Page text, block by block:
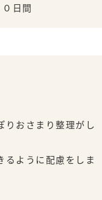
日間
りおさまり整理がし
るように配慮をしま